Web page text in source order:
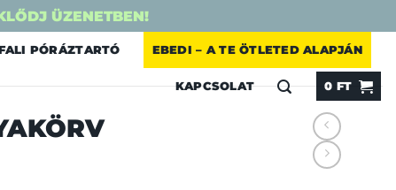
ÜZENETBEN!
PÓRÁZTARTÓ EBEDI – A TE ÖTLETED ALAPJÁN
KAPCSOLAT 0 FT